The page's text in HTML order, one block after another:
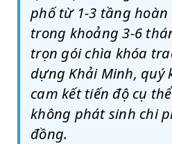
phố từ 1-3 tầng hoàn
trong khoảng 3-6
trọn gói chìa khóa
dựng Khải Minh, quý
cam kết tiến độ cụ
không phát sinh chi
đồng.